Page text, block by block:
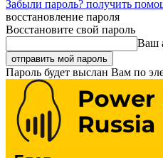
Забыли пароль? получить
восстановление пароля
Восстановите свой пароль
Ваш
Пароль будет выслан Вам по